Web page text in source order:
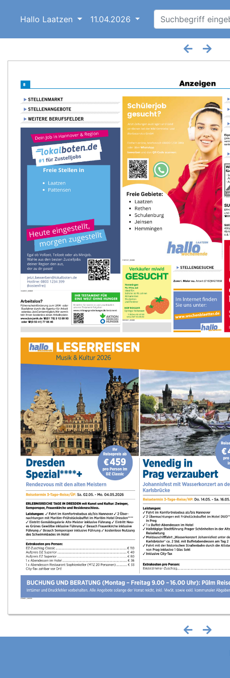
Hallo Laatzen 11.04.2026